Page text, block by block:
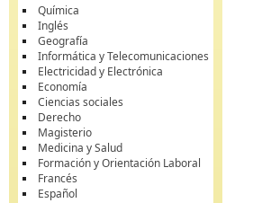
Química
Inglés
Geografía
Informática y Telecomunicaciones
Electricidad y Electrónica
Economía
Ciencias sociales
Derecho
Magisterio
Medicina y Salud
Formación y Orientación Laboral
Francés
Español